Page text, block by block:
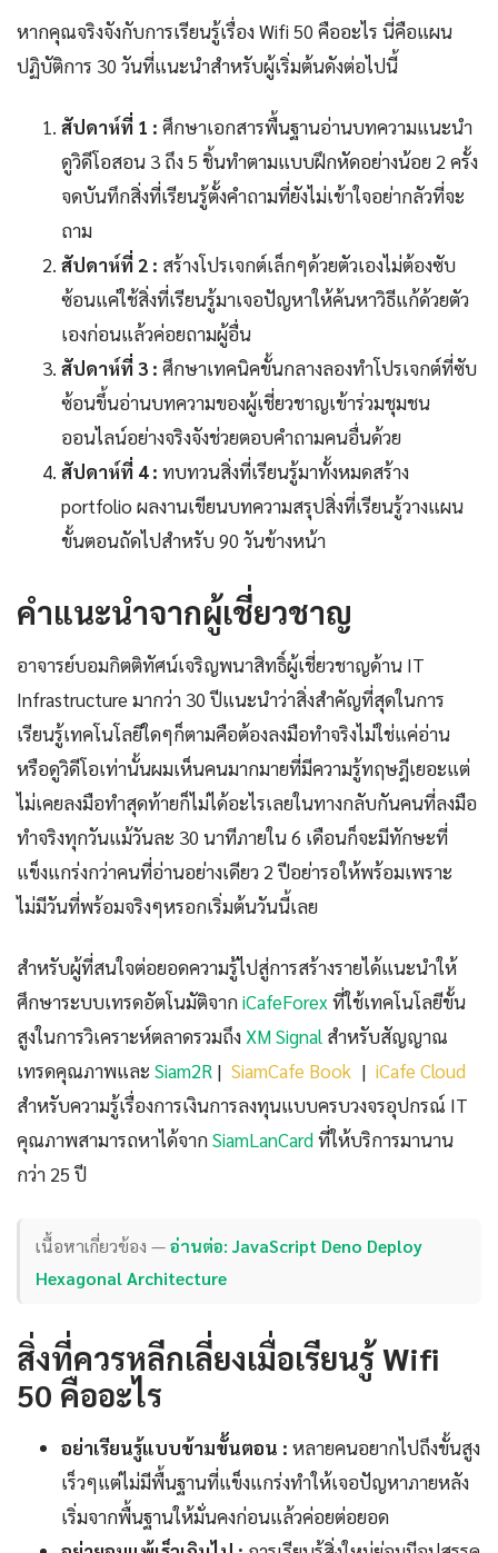
หากคุณจริงจังกับการเรียนรู้เรื่อง Wifi 50 คืออะไร นี่คือแผน
ปฏิบัติการ 30 วันที่แนะนำสำหรับผู้เริ่มต้นดังต่อไปนี้
สัปดาห์ที่ 1 : ศึกษาเอกสารพื้นฐานอ่านบทความแนะนำ
ดูวิดีโอสอน 3 ถึง 5 ชิ้นทำตามแบบฝึกหัดอย่างน้อย 2 ครั้ง
จดบันทึกสิ่งที่เรียนรู้ตั้งคำถามที่ยังไม่เข้าใจอย่ากลัวที่จะ
ถาม
สัปดาห์ที่ 2 : สร้างโปรเจกต์เล็กๆด้วยตัวเองไม่ต้องซับ
ซ้อนแค่ใช้สิ่งที่เรียนรู้มาเจอปัญหาให้ค้นหาวิธีแก้ด้วยตัว
เองก่อนแล้วค่อยถามผู้อื่น
สัปดาห์ที่ 3 : ศึกษาเทคนิคขั้นกลางลองทำโปรเจกต์ที่ซับ
ซ้อนขึ้นอ่านบทความของผู้เชี่ยวชาญเข้าร่วมชุมชน
ออนไลน์อย่างจริงจังช่วยตอบคำถามคนอื่นด้วย
สัปดาห์ที่ 4 : ทบทวนสิ่งที่เรียนรู้มาทั้งหมดสร้าง
portfolio ผลงานเขียนบทความสรุปสิ่งที่เรียนรู้วางแผน
ขั้นตอนถัดไปสำหรับ 90 วันข้างหน้า
คำแนะนำจากผู้เชี่ยวชาญ
อาจารย์บอมกิตติทัศน์เจริญพนาสิทธิ์ผู้เชี่ยวชาญด้าน IT
Infrastructure มากว่า 30 ปีแนะนำว่าสิ่งสำคัญที่สุดในการ
เรียนรู้เทคโนโลยีใดๆก็ตามคือต้องลงมือทำจริงไม่ใช่แค่อ่าน
หรือดูวิดีโอเท่านั้นผมเห็นคนมากมายที่มีความรู้ทฤษฎีเยอะแต่
ไม่เคยลงมือทำสุดท้ายก็ไม่ได้อะไรเลยในทางกลับกันคนที่ลงมือ
ทำจริงทุกวันแม้วันละ 30 นาทีภายใน 6 เดือนก็จะมีทักษะที่
แข็งแกร่งกว่าคนที่อ่านอย่างเดียว 2 ปีอย่ารอให้พร้อมเพราะ
ไม่มีวันที่พร้อมจริงๆหรอกเริ่มต้นวันนี้เลย
สำหรับผู้ที่สนใจต่อยอดความรู้ไปสู่การสร้างรายได้แนะนำให้
ศึกษาระบบเทรดอัตโนมัติจากiCafeForex ที่ใช้เทคโนโลยีขั้น
สูงในการวิเคราะห์ตลาดรวมถึง XM Signal สำหรับสัญญาณ
เทรดคุณภาพและ Siam2R | SiamCafe Book | iCafe Cloud
สำหรับความรู้เรื่องการเงินการลงทุนแบบครบวงจรอุปกรณ์ IT
คุณภาพสามารถหาได้จากSiamLanCardที่ให้บริการมานาน
กว่า 25 ปี
เนื้อหาเกี่ยวข้อง —อ่านต่อ: JavaScript Deno Deploy
Hexagonal Architecture
สิ่งที่ควรหลีกเลี่ยงเมื่อเรียนรู้ Wifi
50 คืออะไร
อย่าเรียนรู้แบบข้ามขั้นตอน : หลายคนอยากไปถึงขั้นสูง
เร็วๆแต่ไม่มีพื้นฐานที่แข็งแกร่งทำให้เจอปัญหาภายหลัง
เริ่มจากพื้นฐานให้มั่นคงก่อนแล้วค่อยต่อยอด